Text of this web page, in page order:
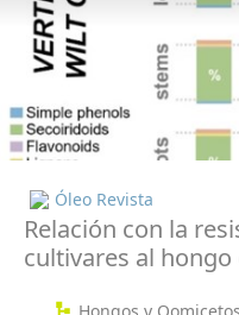
Óleo Revista
Relación con la
cultivares al